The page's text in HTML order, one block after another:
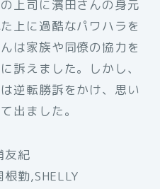
上司に濱田さんの身元
上に過酷なパワハラを
は家族や同僚の協力を
訴えました。しかし、
逆転勝訴をかけ、思い
出ました。
友紀
根勤,SHELLY